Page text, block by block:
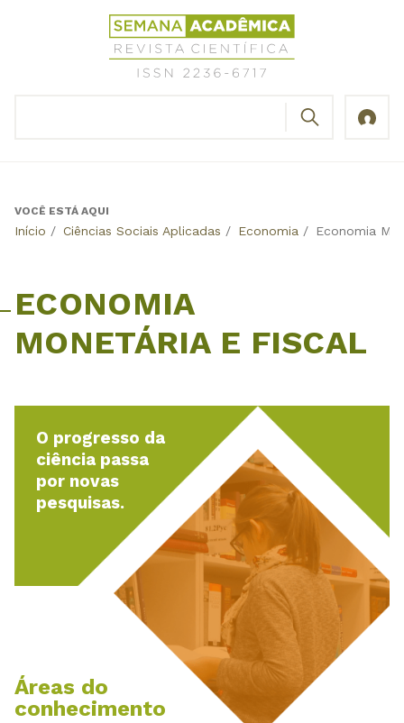
Revista
Científica
Semana
Back
VOCÊ ESTÁ AQUI
Início / Ciências Sociais Aplicadas / Economia / Economia
ECONOMIA
MONETÁRIA E FISCAL
O progresso da
ciência passa
por novas
pesquisas.
Áreas do
conhecimento